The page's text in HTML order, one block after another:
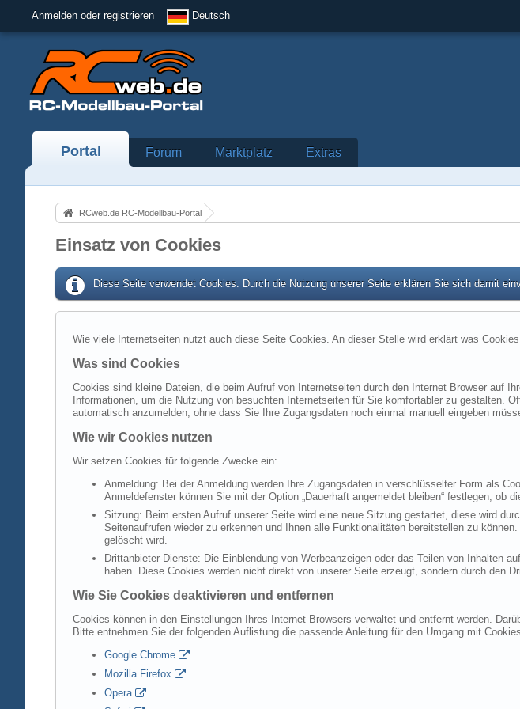
Anmelden oder registrieren Deutsch
Portal Forum Marktplatz Extras
RCweb.de RC-Modellbau-Portal
Einsatz von Cookies
Diese Seite verwendet Cookies. Durch die Nutzung unserer Seite erklären Sie sich damit
Wie viele Internetseiten nutzt auch diese Seite Cookies. An dieser Stelle wird erklärt was
Was sind Cookies
Cookies sind kleine Dateien, die beim Aufruf von Internetseiten durch den Internet Browser auf
Informationen, um die Nutzung von besuchten Internetseiten für Sie komfortabler zu
automatisch anzumelden, ohne dass Sie Ihre Zugangsdaten noch einmal manuell eingeben
Wie wir Cookies nutzen
Wir setzen Cookies für folgende Zwecke ein:
Anmeldung: Bei der Anmeldung werden Ihre Zugangsdaten in verschlüsselter Form als
Anmeldefenster können Sie mit der Option „Dauerhaft angemeldet bleiben“ festlegen, ob
Sitzung: Beim ersten Aufruf unserer Seite wird eine neue Sitzung gestartet, diese wird
Seitenaufrufen wieder zu erkennen und Ihnen alle Funktionalitäten bereitstellen zu
gelöscht wird.
Drittanbieter-Dienste: Die Einblendung von Werbeanzeigen oder das Teilen von Inhalten
haben. Diese Cookies werden nicht direkt von unserer Seite erzeugt, sondern durch den
Wie Sie Cookies deaktivieren und entfernen
Cookies können in den Einstellungen Ihres Internet Browsers verwaltet und entfernt werden.
Bitte entnehmen Sie der folgenden Auflistung die passende Anleitung für den Umgang mit
Google Chrome
Mozilla Firefox
Opera